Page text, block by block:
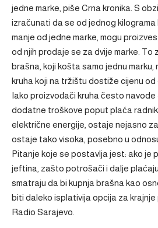
jedne marke, piše Crna kronika. S
izračunati da se od jednog kilograma
manje od jedne marke, mogu
od njih prodaje se za dvije marke. To
brašna, koji košta samo jednu marku,
kruha koji na tržištu dostiže cijenu od
Iako proizvođači kruha često navode
dodatne troškove poput plaća
električne energije, ostaje nejasno
ostaje tako visoka, posebno u
Pitanje koje se postavlja jest: ako je
jeftina, zašto potrošači i dalje
smatraju da bi kupnja brašna kao
biti daleko isplativija opcija za
Radio Sarajevo.